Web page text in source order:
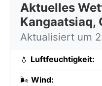
Aktuelles
Kangaatsiaq,
Aktualisiert um
💧 Luftfeuchtigkeit:
🌬️ Wind: